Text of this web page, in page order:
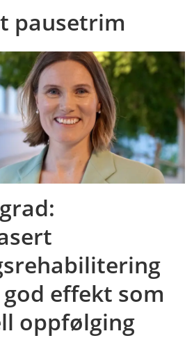
pausetrim
effekt som
oppfølging